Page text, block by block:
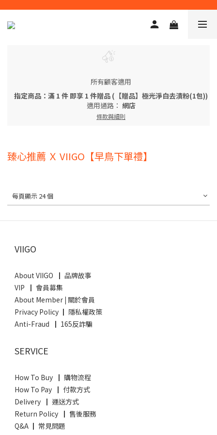
所有顧客適用
指定商品：滿 1 件 即享 1 件贈品 (【贈品】極光淨白去漬粉(1包))
適用通路： 網店
條款與細則
臻心推薦 Ｘ VIIGO【早鳥下單禮】
每頁顯示 24 個
VIIGO
About VIIGO ┃ 品牌故事
VIP ┃ 會員募集
About Member | 關於會員
Privacy Policy ┃ 隱私權政策
Anti-Fraud ┃ 165反詐騙
SERVICE
How To Buy ┃ 購物流程
How To Pay ┃ 付款方式
Delivery ┃ 運送方式
Return Policy ┃ 售後服務
Q&A ┃ 常見問題